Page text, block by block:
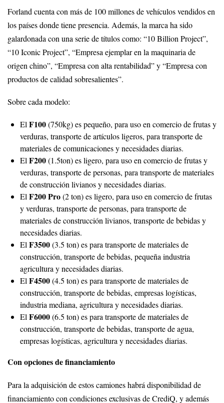
Forland cuenta con más de 100 millones de vehículos vendidos en
los países donde tiene presencia. Además, la marca ha sido
galardonada con una serie de títulos como: “10 Billion Project”,
“10 Iconic Project”, “Empresa ejemplar en la maquinaria de
origen chino”, “Empresa con alta rentabilidad” y “Empresa con
productos de calidad sobresalientes”.
Sobre cada modelo:
El F100(750kg) es pequeño, para uso en comercio de frutas y
verduras, transporte de artículos ligeros, para transporte de
materiales de comunicaciones y necesidades diarias.
El F200(1.5ton) es ligero, para uso en comercio de frutas y
verduras, transporte de personas, para transporte de materiales
de construcción livianos y necesidades diarias.
El F200 Pro(2 ton) es ligero, para uso en comercio de frutas
y verduras, transporte de personas, para transporte de
materiales de construcción livianos, transporte de bebidas y
necesidades diarias.
El F3500(3.5 ton) es para transporte de materiales de
construcción, transporte de bebidas, pequeña industria
agricultura y necesidades diarias.
El F4500(4.5 ton) es para transporte de materiales de
construcción, transporte de bebidas, empresas logísticas,
industria mediana, agricultura y necesidades diarias.
El F6000(6.5 ton) es para transporte de materiales de
construcción, transporte de bebidas, transporte de agua,
empresas logísticas, agricultura y necesidades diarias.
Con opciones de financiamiento
Para la adquisición de estos camiones habrá disponibilidad de
financiamiento con condiciones exclusivas de CrediQ, y además